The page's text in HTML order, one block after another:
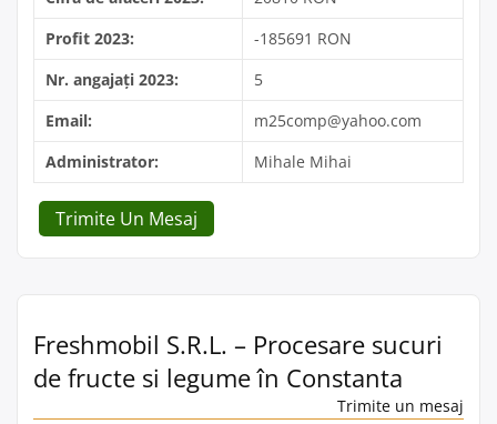
Profit 2023:
-185691 RON
Nr. angajați 2023:
5
Email:
m25comp@yahoo.com
Administrator:
Mihale Mihai
Trimite Un Mesaj
Freshmobil S.R.L. – Procesare sucuri
de fructe si legume în Constanta
Trimite un mesaj